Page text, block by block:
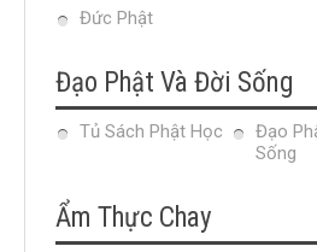
Đức Phật
Đạo Phật Và Đời Sống
Tủ Sách Phật Học
Đạo
Sống
Ẩm Thực Chay